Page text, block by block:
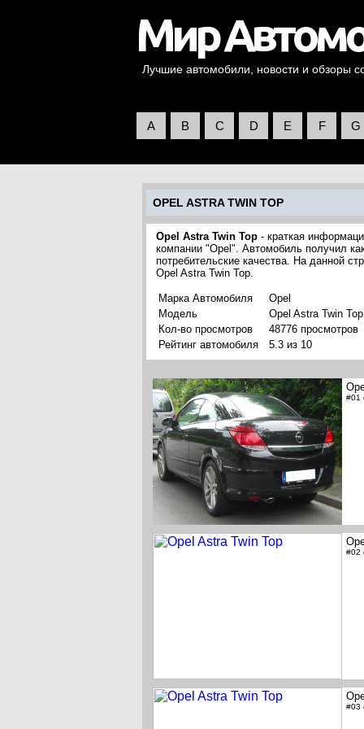
Лучшие автомобили, новости и обзоры
A B C D E F G
OPEL ASTRA TWIN TOP
Opel Astra Twin Top - краткая
компании "Opel". Автомобиль получил
потребительские качества. На данной
Opel Astra Twin Top.
Марка Автомобиля
Opel
Модель
Opel Astra Twin Top
Кол-во просмотров
48776 просмотров
Рейтинг автомобиля
5.3 из 10
#01
#02
#03